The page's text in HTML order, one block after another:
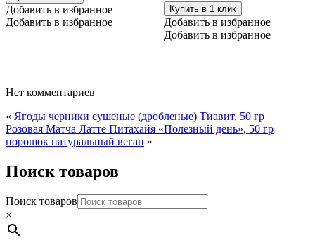
Добавить в избранное
Добавить в избранное
Купить в 1 клик
Добавить в избранное
Добавить в избранное
Нет комментариев
« Ягоды черники сушеные (дробленые) Тиавит, 50 гр
Розовая Матча Латте Питахайя «Полезный день», 50 гр
порошок натуральный веган »
Поиск товаров
Поиск товаров
×